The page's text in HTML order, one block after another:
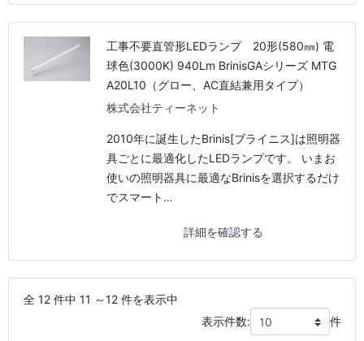
工事不要直管形LEDランプ 20形(580㎜) 電
球色(3000K) 940Lm BrinisGAシリーズ MTG
A20L10（グロー、AC直結兼用タイプ）
株式会社ティーネット
2010年に誕生したBrinis[ブライニス]は照明器
具ごとに最適化したLEDランプです。 いまお
使いの照明器具に最適なBrinisを選択するだけ
でスマート…
詳細を確認する
全 12 件中 11 ～12 件を表示中
表示件数:
件